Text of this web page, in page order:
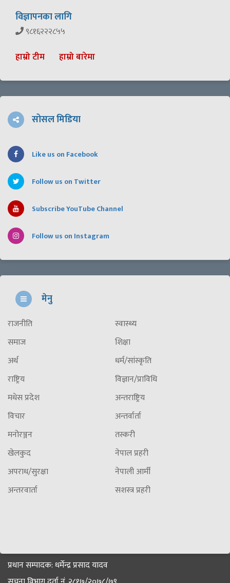
विज्ञापनका लागि
९८१६२२२८५५
हाम्रो टीम हाम्रो बारेमा
सोसल मिडिया
Like us on Facebook
Follow us on Twitter
Subscribe YouTube Channel
Follow us on Instagram
मेनु
राजनीति
समाज
अर्थ
राष्ट्रिय
मधेस प्रदेश
विचार
मनोरञ्जन
खेलकुद
अपराध/सुरक्षा
अन्तरवार्ता
स्वास्थ्य
शिक्षा
धर्म/सांस्कृति
विज्ञान/प्राविधि
अन्तराष्ट्रिय
अन्तर्वार्ता
तस्करी
नेपाल प्रहरी
नेपाली आर्मी
सशस्त्र प्रहरी
प्रधान सम्पादक: धर्मेन्द्र प्रसाद यादव